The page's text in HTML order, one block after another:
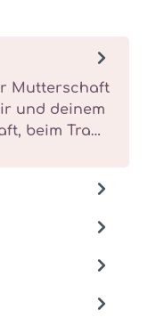
Mutterschaft
und deinem
beim Tra…